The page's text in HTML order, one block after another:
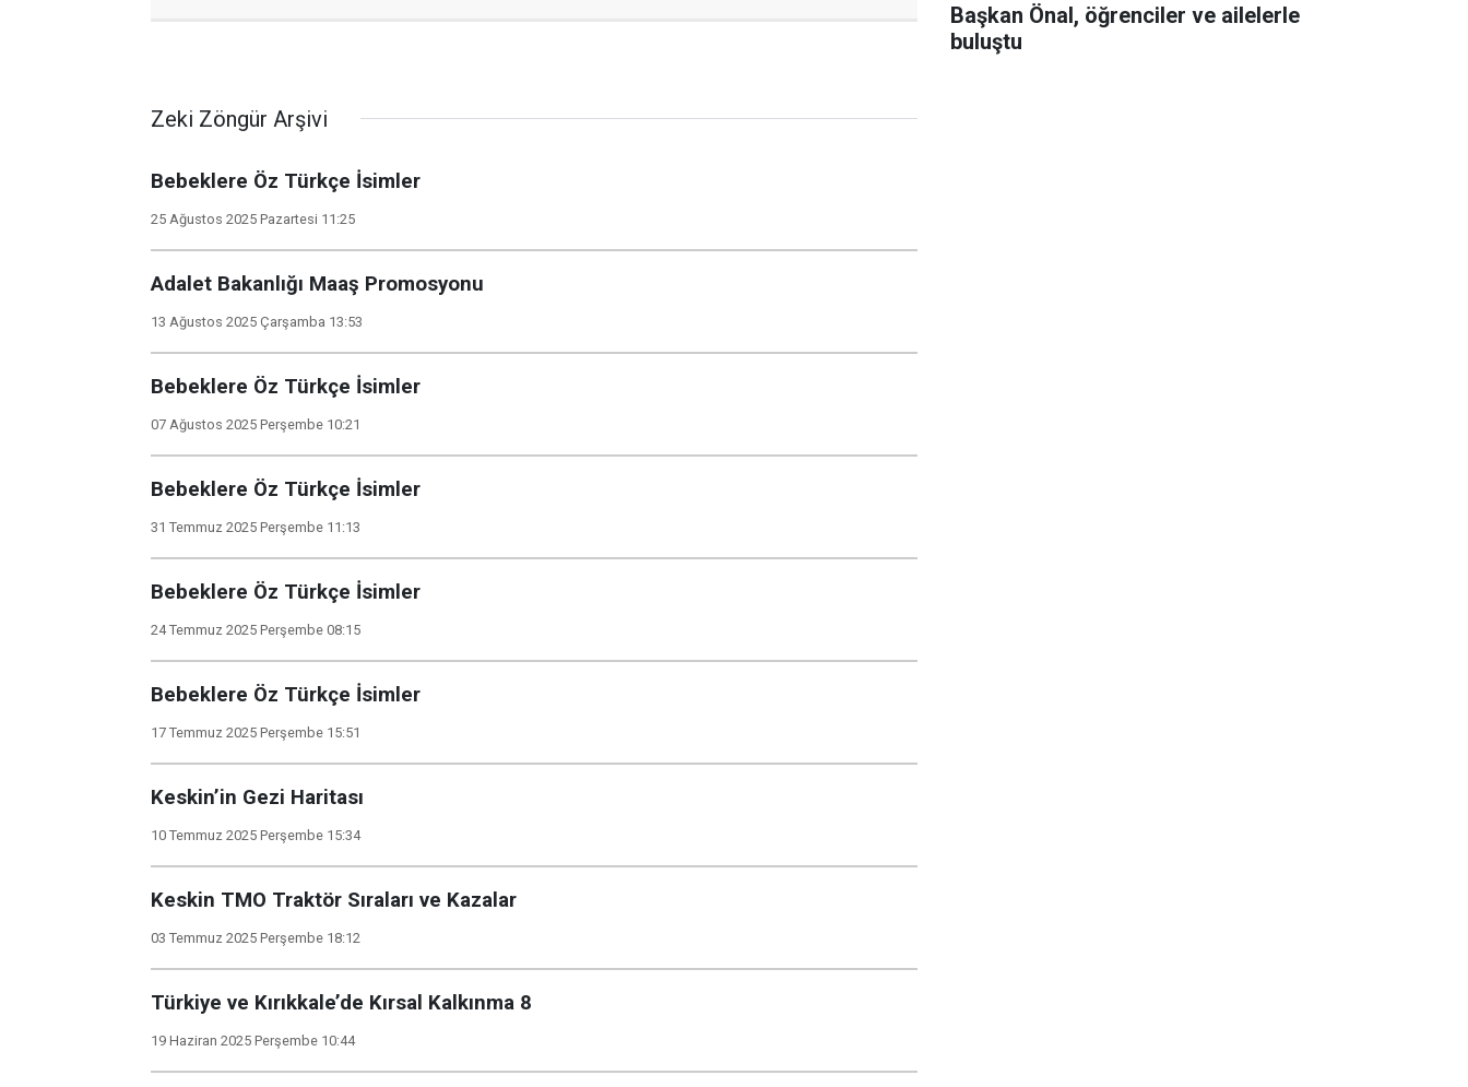
Zeki Zöngür Arşivi
Bebeklere Öz Türkçe İsimler
25 Ağustos 2025 Pazartesi 11:25
Adalet Bakanlığı Maaş Promosyonu
13 Ağustos 2025 Çarşamba 13:53
Bebeklere Öz Türkçe İsimler
07 Ağustos 2025 Perşembe 10:21
Bebeklere Öz Türkçe İsimler
31 Temmuz 2025 Perşembe 11:13
Bebeklere Öz Türkçe İsimler
24 Temmuz 2025 Perşembe 08:15
Bebeklere Öz Türkçe İsimler
17 Temmuz 2025 Perşembe 15:51
Keskin’in Gezi Haritası
10 Temmuz 2025 Perşembe 15:34
Keskin TMO Traktör Sıraları ve Kazalar
03 Temmuz 2025 Perşembe 18:12
Türkiye ve Kırıkkale’de Kırsal Kalkınma 8
19 Haziran 2025 Perşembe 10:44
Başkan Önal, öğrenciler ve ailelerle
buluştu